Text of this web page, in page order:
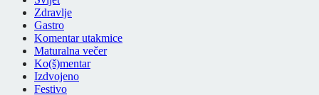
Zdravlje
Gastro
Komentar utakmice
Maturalna večer
Ko(š)mentar
Izdvojeno
Festivo